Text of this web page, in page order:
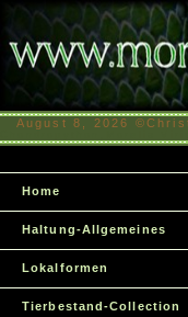
August 8, 2026
Home
Haltung-Allgemeines
Lokalformen
Tierbestand-Collection